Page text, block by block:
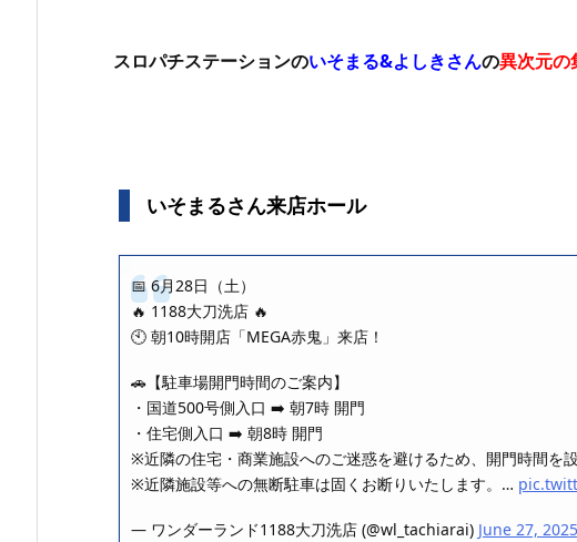
スロパチステーションのいそまる&よしきさんの異次元の
いそまるさん来店ホール
📅 6月28日（土）
🔥 1188大刀洗店 🔥
🕙 朝10時開店「MEGA赤鬼」来店！
🚗【駐車場開門時間のご案内】
・国道500号側入口 ➡️ 朝7時 開門
・住宅側入口 ➡️ 朝8時 開門
※近隣の住宅・商業施設へのご迷惑を避けるため、開門時間を設
※近隣施設等への無断駐車は固くお断りいたします。…
— ワンダーランド1188大刀洗店 (@wl_tachiarai) June 27, 2025